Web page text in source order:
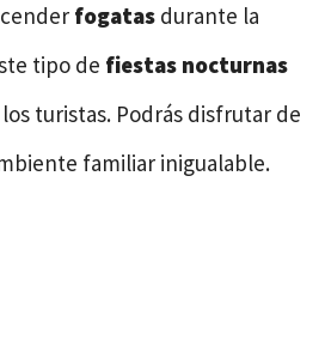
fogatas durante la
tipo de fiestas nocturnas
turistas. Podrás disfrutar de
familiar inigualable.